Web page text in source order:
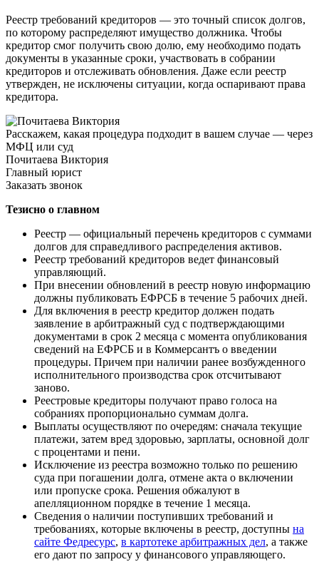
Реестр требований кредиторов — это точный список долгов,
по которому распределяют имущество должника. Чтобы
кредитор смог получить свою долю, ему необходимо подать
документы в указанные сроки, участвовать в собрании
кредиторов и отслеживать обновления. Даже если реестр
утвержден, не исключены ситуации, когда оспаривают права
кредитора.
Расскажем, какая процедура подходит в вашем случае — через
МФЦ или суд
Почитаева Виктория
Главный юрист
Заказать звонок
Тезисно о главном
Реестр — официальный перечень кредиторов с суммами
долгов для справедливого распределения активов.
Реестр требований кредиторов ведет финансовый
управляющий.
При внесении обновлений в реестр новую информацию
должны публиковать ЕФРСБ в течение 5 рабочих дней.
Для включения в реестр кредитор должен подать
заявление в арбитражный суд с подтверждающими
документами в срок 2 месяца с момента опубликования
сведений на ЕФРСБ и в Коммерсантъ о введении
процедуры. Причем при наличии ранее возбужденного
исполнительного производства срок отсчитывают
заново.
Реестровые кредиторы получают право голоса на
собраниях пропорционально суммам долга.
Выплаты осуществляют по очередям: сначала текущие
платежи, затем вред здоровью, зарплаты, основной долг
с процентами и пени.
Исключение из реестра возможно только по решению
суда при погашении долга, отмене акта о включении
или пропуске срока. Решения обжалуют в
апелляционном порядке в течение 1 месяца.
Сведения о наличии поступивших требований и
требованиях, которые включены в реестр, доступны на
сайте Федресурс, в картотеке арбитражных дел, а также
его дают по запросу у финансового управляющего.